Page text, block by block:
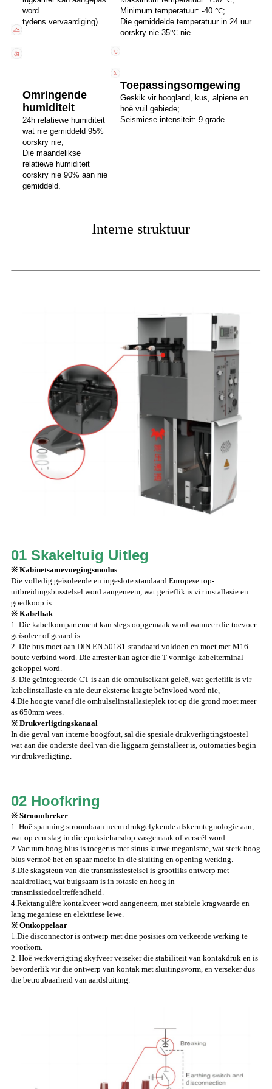
word
tydens vervaardiging)
Omringende
humiditeit
24h relatiewe humiditeit
wat nie gemiddeld 95%
oorskry nie;
Die maandelikse
relatiewe humiditeit
oorskry nie 90% aan nie
gemiddeld.
Minimum temperatuur: -40 ℃;
Die gemiddelde temperatuur in 24 uur
oorskry nie 35℃ nie.
Toepassingsomgewing
Geskik vir hoogland, kus, alpiene en
hoë vuil gebiede;
Seismiese intensiteit: 9 grade.
Interne struktuur
01 Skakeltuig Uitleg
※ Kabinetsamevoegingsmodus
Die volledig geïsoleerde en ingeslote standaard Europese top-
uitbreidingsbusstelsel word aangeneem, wat gerieflik is vir installasie en
goedkoop is.
※ Kabelbak
1. Die kabelkompartement kan slegs oopgemaak word wanneer die toevoer
geïsoleer of geaard is.
2. Die bus moet aan DIN EN 50181-standaard voldoen en moet met M16-
boute verbind word. Die arrester kan agter die T-vormige kabelterminal
gekoppel word.
3. Die geïntegreerde CT is aan die omhulselkant geleë, wat gerieflik is vir
kabelinstallasie en nie deur eksterne kragte beïnvloed word nie,
4.Die hoogte vanaf die omhulselinstallasieplek tot op die grond moet meer
as 650mm wees.
※ Drukverligtingskanaal
In die geval van interne boogfout, sal die spesiale drukverligtingstoestel
wat aan die onderste deel van die liggaam geïnstalleer is, outomaties begin
vir drukverligting.
02 Hoofkring
※ Stroombreker
1. Hoë spanning stroombaan neem drukgelykende afskermtegnologie aan,
wat op een slag in die epoksieharsdop vasgemaak of verseël word.
2.Vacuum boog blus is toegerus met sinus kurwe meganisme, wat sterk boog
blus vermoë het en spaar moeite in die sluiting en opening werking.
3.Die skagsteun van die transmissiestelsel is grootliks ontwerp met
naaldrollaer, wat buigsaam is in rotasie en hoog in
transmissiedoeltreffendheid.
4.Rektangulêre kontakveer word aangeneem, met stabiele kragwaarde en
lang meganiese en elektriese lewe.
※ Ontkoppelaar
1.Die disconnector is ontwerp met drie posisies om verkeerde werking te
voorkom.
2. Hoë werkverrigting skyfveer verseker die stabiliteit van kontakdruk en is
bevorderlik vir die ontwerp van kontak met sluitingsvorm, en verseker dus
die betroubaarheid van aardsluiting.